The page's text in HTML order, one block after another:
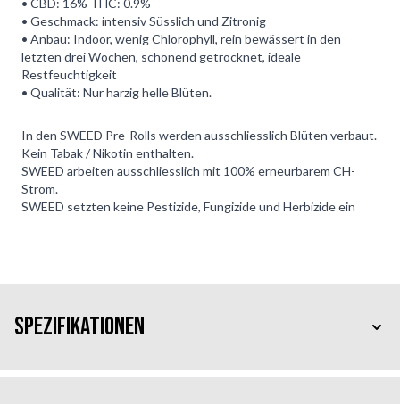
• Geschmack: intensiv Süsslich und Zitronig
• Anbau: Indoor, wenig Chlorophyll, rein bewässert in den
letzten drei Wochen, schonend getrocknet, ideale
Restfeuchtigkeit
• Qualität: Nur harzig helle Blüten.
In den SWEED Pre-Rolls werden ausschliesslich Blüten verbaut.
Kein Tabak / Nikotin enthalten.
SWEED arbeiten ausschliesslich mit 100% erneurbarem CH-
Strom.
SWEED setzten keine Pestizide, Fungizide und Herbizide ein
Spezifikationen